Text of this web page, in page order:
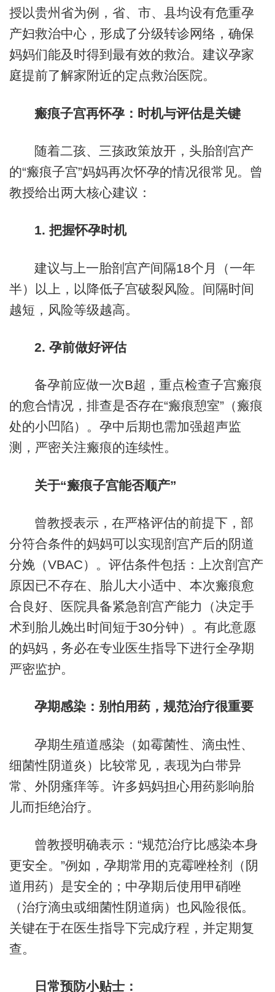
授以贵州省为例，省、市、县均设有危重孕
产妇救治中心，形成了分级转诊网络，确保
妈妈们能及时得到最有效的救治。建议孕家
庭提前了解家附近的定点救治医院。
瘢痕子宫再怀孕：时机与评估是关键
随着二孩、三孩政策放开，头胎剖宫产
的“瘢痕子宫”妈妈再次怀孕的情况很常见。曾
教授给出两大核心建议：
1. 把握怀孕时机
建议与上一胎剖宫产间隔18个月（一年
半）以上，以降低子宫破裂风险。间隔时间
越短，风险等级越高。
2. 孕前做好评估
备孕前应做一次B超，重点检查子宫瘢痕
的愈合情况，排查是否存在“瘢痕憩室”（瘢痕
处的小凹陷）。孕中后期也需加强超声监
测，严密关注瘢痕的连续性。
关于“瘢痕子宫能否顺产”
曾教授表示，在严格评估的前提下，部
分符合条件的妈妈可以实现剖宫产后的阴道
分娩（VBAC）。评估条件包括：上次剖宫产
原因已不存在、胎儿大小适中、本次瘢痕愈
合良好、医院具备紧急剖宫产能力（决定手
术到胎儿娩出时间短于30分钟）。有此意愿
的妈妈，务必在专业医生指导下进行全孕期
严密监护。
孕期感染：别怕用药，规范治疗很重要
孕期生殖道感染（如霉菌性、滴虫性、
细菌性阴道炎）比较常见，表现为白带异
常、外阴瘙痒等。许多妈妈担心用药影响胎
儿而拒绝治疗。
曾教授明确表示：“规范治疗比感染本身
更安全。”例如，孕期常用的克霉唑栓剂（阴
道用药）是安全的；中孕期后使用甲硝唑
（治疗滴虫或细菌性阴道病）也风险很低。
关键在于在医生指导下完成疗程，并定期复
查。
日常预防小贴士：